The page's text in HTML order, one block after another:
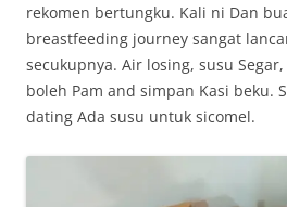
rekomen bertungku. Kali ni Dan
breastfeeding journey sangat
secukupnya. Air losing, susu
boleh Pam and simpan Kasi beku.
dating Ada susu untuk sicomel.